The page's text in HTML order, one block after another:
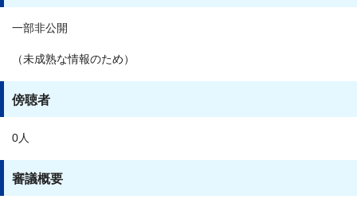
一部非公開
（未成熟な情報のため）
傍聴者
0人
審議概要